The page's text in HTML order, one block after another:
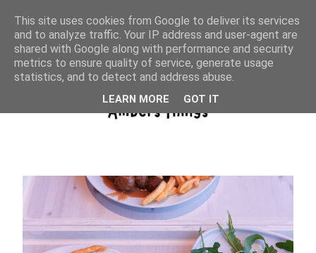
This site uses cookies from Google to deliver its services
and to analyze traffic. Your IP address and user-agent are
shared with Google along with performance and security
metrics to ensure quality of service, generate usage
statistics, and to detect and address abuse.
LEARN MORE GOT IT